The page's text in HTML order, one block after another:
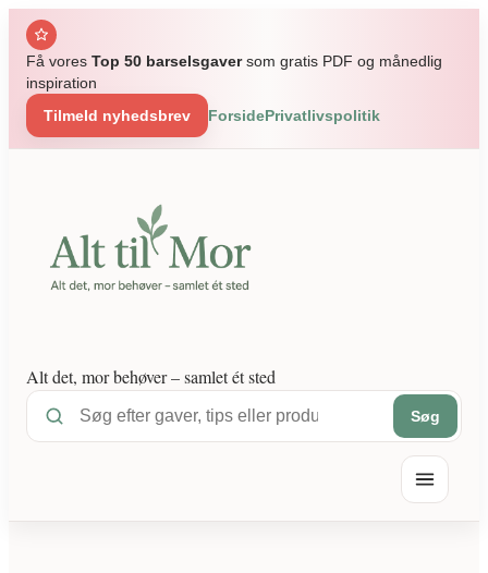
Spring
indhold
Få vores Top 50 barselsgaversom gratis PDF og månedlig
inspiration
Tilmeld nyhedsbrev
ForsidePrivatlivspolitik
Alt det, mor behøver – samlet ét sted
Søg